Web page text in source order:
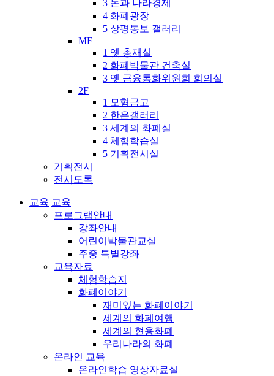
3 돈과 나라경제
4 화폐광장
5 상평통보 갤러리
MF
1 옛 총재실
2 화폐박물관 건축실
3 옛 금융통화위원회 회의실
2F
1 모형금고
2 한은갤러리
3 세계의 화폐실
4 체험학습실
5 기획전시실
기획전시
전시도록
교육 교육
프로그램안내
강좌안내
어린이박물관교실
주중 특별강좌
교육자료
체험학습지
화폐이야기
재미있는 화폐이야기
세계의 화폐여행
세계의 현용화폐
우리나라의 화폐
온라인 교육
온라인학습 영상자료실